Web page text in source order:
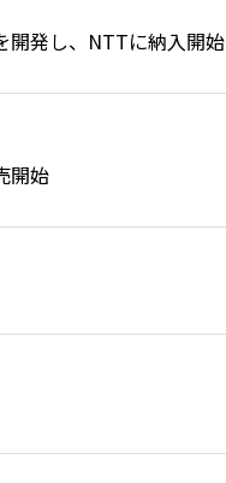
開発し、NTTに納入開始
開始